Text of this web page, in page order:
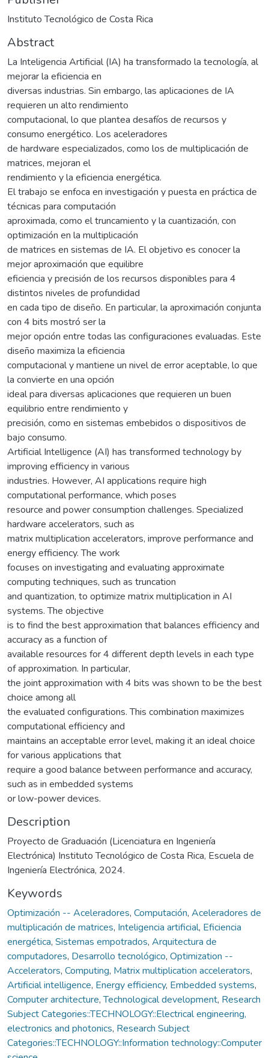
Instituto Tecnológico de Costa Rica
Abstract
La Inteligencia Artificial (IA) ha transformado la tecnología, al
mejorar la eficiencia en
diversas industrias. Sin embargo, las aplicaciones de IA
requieren un alto rendimiento
computacional, lo que plantea desafíos de recursos y
consumo energético. Los aceleradores
de hardware especializados, como los de multiplicación de
matrices, mejoran el
rendimiento y la eficiencia energética.
El trabajo se enfoca en investigación y puesta en práctica de
técnicas para computación
aproximada, como el truncamiento y la cuantización, con
optimización en la multiplicación
de matrices en sistemas de IA. El objetivo es conocer la
mejor aproximación que equilibre
eficiencia y precisión de los recursos disponibles para 4
distintos niveles de profundidad
en cada tipo de diseño. En particular, la aproximación conjunta
con 4 bits mostró ser la
mejor opción entre todas las configuraciones evaluadas. Este
diseño maximiza la eficiencia
computacional y mantiene un nivel de error aceptable, lo que
la convierte en una opción
ideal para diversas aplicaciones que requieren un buen
equilibrio entre rendimiento y
precisión, como en sistemas embebidos o dispositivos de
bajo consumo.
Artificial Intelligence (AI) has transformed technology by
improving efficiency in various
industries. However, AI applications require high
computational performance, which poses
resource and power consumption challenges. Specialized
hardware accelerators, such as
matrix multiplication accelerators, improve performance and
energy efficiency. The work
focuses on investigating and evaluating approximate
computing techniques, such as truncation
and quantization, to optimize matrix multiplication in AI
systems. The objective
is to find the best approximation that balances efficiency and
accuracy as a function of
available resources for 4 different depth levels in each type
of approximation. In particular,
the joint approximation with 4 bits was shown to be the best
choice among all
the evaluated configurations. This combination maximizes
computational efficiency and
maintains an acceptable error level, making it an ideal choice
for various applications that
require a good balance between performance and accuracy,
such as in embedded systems
or low-power devices.
Description
Proyecto de Graduación (Licenciatura en Ingeniería
Electrónica) Instituto Tecnológico de Costa Rica, Escuela de
Ingeniería Electrónica, 2024.
Keywords
Optimización -- Aceleradores, Computación, Aceleradores de
multiplicación de matrices, Inteligencia artificial, Eficiencia
energética, Sistemas empotrados, Arquitectura de
computadores, Desarrollo tecnológico, Optimization --
Accelerators, Computing, Matrix multiplication accelerators,
Artificial intelligence, Energy efficiency, Embedded systems,
Computer architecture,Technological development, Research
Subject Categories::TECHNOLOGY::Electrical engineering,
electronics and photonics, Research Subject
Categories::TECHNOLOGY::Information technology::Computer